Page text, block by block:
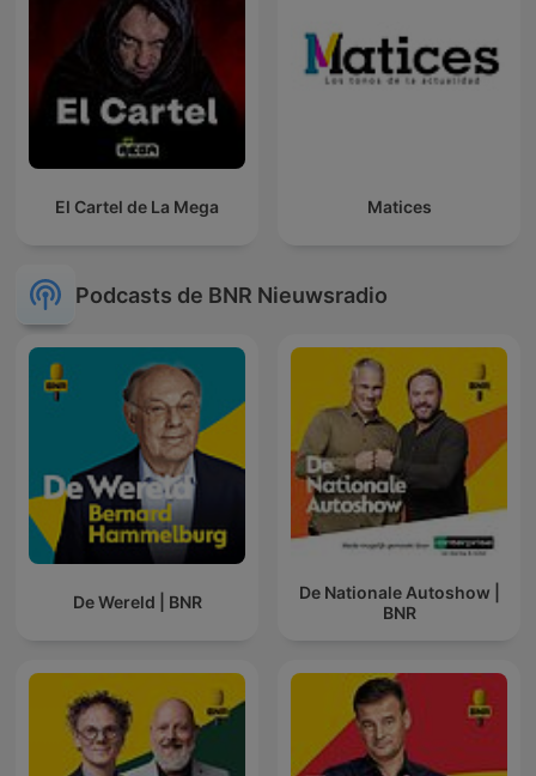
El Cartel de La Mega Matices
Podcasts de BNR Nieuwsradio
De Wereld | BNR
De Nationale Autoshow |
BNR